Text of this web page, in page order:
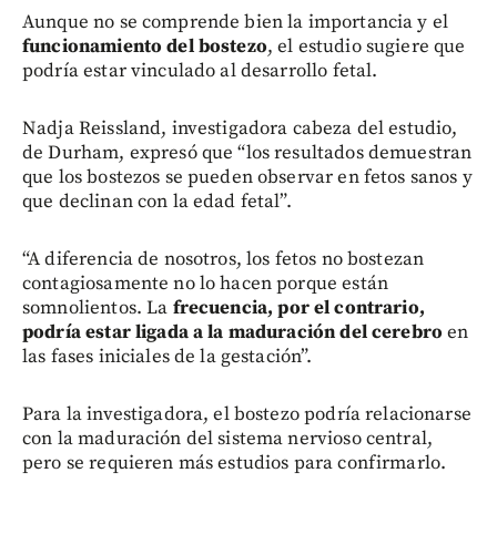
Aunque no se comprende bien la importancia y el
funcionamiento del bostezo, el estudio sugiere que
podría estar vinculado al desarrollo fetal.
Nadja Reissland, investigadora cabeza del estudio,
de Durham, expresó que “los resultados demuestran
que los bostezos se pueden observar en fetos sanos y
que declinan con la edad fetal”.
“A diferencia de nosotros, los fetos no bostezan
contagiosamente no lo hacen porque están
somnolientos. La frecuencia, por el contrario,
podría estar ligada a la maduración del cerebro en
las fases iniciales de la gestación”.
Para la investigadora, el bostezo podría relacionarse
con la maduración del sistema nervioso central,
pero se requieren más estudios para confirmarlo.